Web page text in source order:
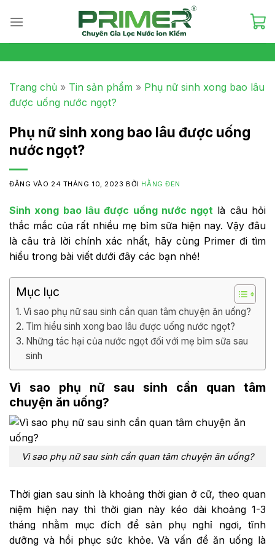
Trang chủ » Tin sản phẩm » Phụ nữ sinh xong bao lâu
được uống nước ngọt?
Phụ nữ sinh xong bao lâu được uống
nước ngọt?
ĐĂNG VÀO 24 THÁNG 10, 2023 BỞI HẰNG ĐEN
Sinh xong bao lâu được uống nước ngọt là câu hỏi
thắc mắc của rất nhiều mẹ bỉm sữa hiện nay. Vậy đâu
là câu trả lời chính xác nhất, hãy cùng Primer đi tìm
hiểu trong bài viết dưới đây các bạn nhé!
Mục lục
Vì sao phụ nữ sau sinh cần quan tâm chuyện ăn uống?
Tìm hiểu sinh xong bao lâu được uống nước ngọt?
Những tác hại của nước ngọt đối với mẹ bỉm sữa sau
sinh
Vì sao phụ nữ sau sinh cần quan tâm
chuyện ăn uống?
Vì sao phụ nữ sau sinh cần quan tâm chuyện ăn uống?
Thời gian sau sinh là khoảng thời gian ở cữ, theo quan
niệm hiện nay thì thời gian này kéo dài khoảng 1-3
tháng nhằm mục đích để sản phụ nghỉ ngơi, tĩnh
dưỡng và hồi phục sức khỏe. Và vấn đề ăn uống là